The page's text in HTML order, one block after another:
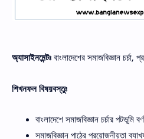
অ্যাসাইনমেন্টঃ বাংলাদেশের সমাজবিজ্ঞান চর্চা,
শিখনফল বিষয়বস্তুঃ
বাংলাদেশে সমাজবিজ্ঞান চর্চার পটভূমি
সমাজবিজ্ঞান পাঠের প্রয়ােজনীয়তা